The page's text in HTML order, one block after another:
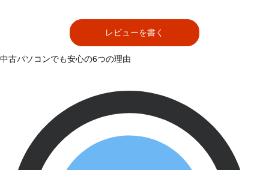
レビューを書く
中古パソコンでも安心の6つの理由